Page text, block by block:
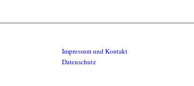
Impressum und Kontakt
Datenschutz